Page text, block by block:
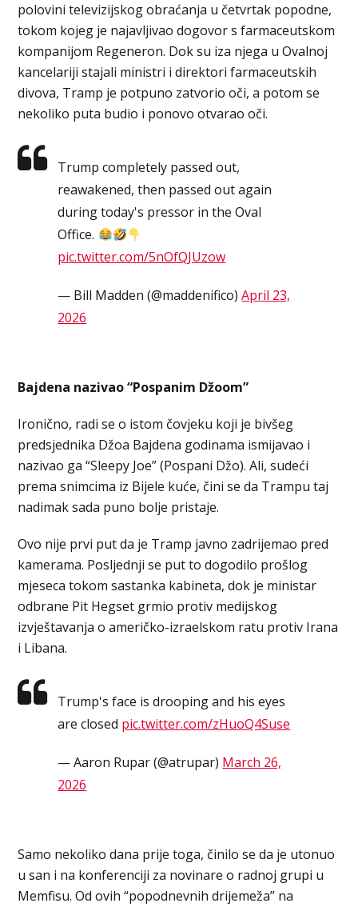
polovini televizijskog obraćanja u četvrtak popodne,
tokom kojeg je najavljivao dogovor s farmaceutskom
kompanijom Regeneron. Dok su iza njega u Ovalnoj
kancelariji stajali ministri i direktori farmaceutskih
divova, Tramp je potpuno zatvorio oči, a potom se
nekoliko puta budio i ponovo otvarao oči.
Trump completely passed out,
reawakened, then passed out again
during today's pressor in the Oval
Office.
pic.twitter.com/5nOfQJUzow
— Bill Madden (@maddenifico)April 23,
2026
Bajdena nazivao “Pospanim Džoom”
Ironično, radi se o istom čovjeku koji je bivšeg
predsjednika Džoa Bajdena godinama ismijavao i
nazivao ga “Sleepy Joe” (Pospani Džo). Ali, sudeći
prema snimcima iz Bijele kuće, čini se da Trampu taj
nadimak sada puno bolje pristaje.
Ovo nije prvi put da je Tramp javno zadrijemao pred
kamerama. Posljednji se put to dogodilo prošlog
mjeseca tokom sastanka kabineta, dok je ministar
odbrane Pit Hegset grmio protiv medijskog
izvještavanja o američko-izraelskom ratu protiv Irana
i Libana.
Trump's face is drooping and his eyes
are closed pic.twitter.com/zHuoQ4Suse
— Aaron Rupar (@atrupar) March 26,
2026
Samo nekoliko dana prije toga, činilo se da je utonuo
u san i na konferenciji za novinare o radnoj grupi u
Memfisu. Od ovih “popodnevnih drijemeža” na